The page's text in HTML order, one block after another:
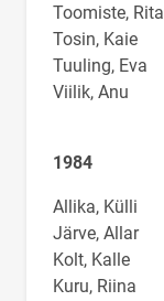
Toomiste, Rita
Tosin, Kaie
Tuuling, Eva
Viilik, Anu
1984
Allika, Külli
Järve, Allar
Kolt, Kalle
Kuru, Riina